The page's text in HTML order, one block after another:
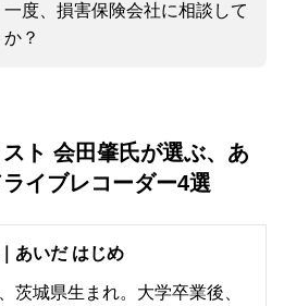
度、損害保険会社に相談して
？
ト 会田肇氏が選ぶ、あ
イブレコーダー4選
あいだ はじめ
茨城県生まれ。大学卒業後、